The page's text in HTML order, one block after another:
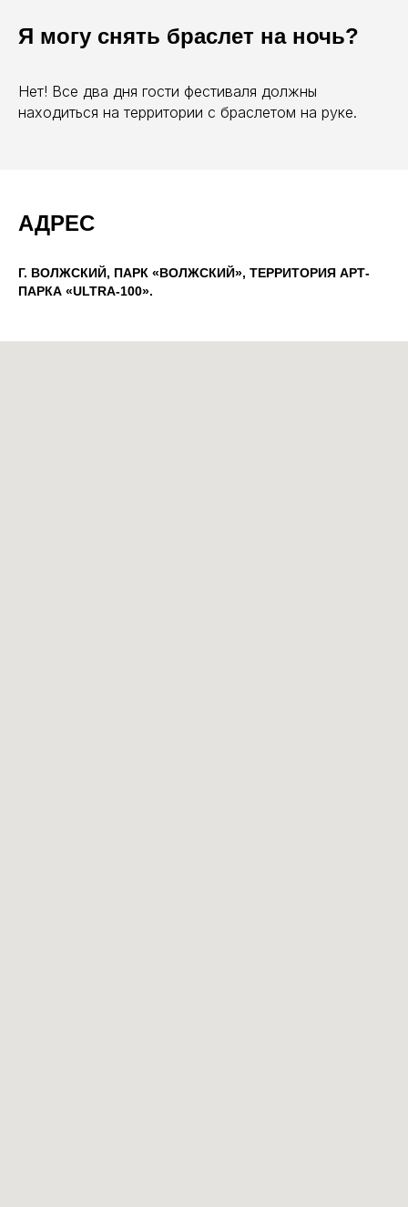
Я могу снять браслет на ночь?
Нет! Все два дня гости фестиваля должны
находиться на территории с браслетом на руке.
АДРЕС
Г. ВОЛЖСКИЙ, ПАРК «ВОЛЖСКИЙ», ТЕРРИТОРИЯ АРТ-
ПАРКА «ULTRA-100».